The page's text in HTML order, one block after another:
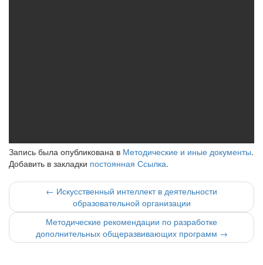
Запись была опубликована в Методические и иные документы.
Добавить в закладки постоянная Ссылка.
Навигация
по
записи
← Искусственный интеллект в деятельности
образовательной организации
Методические рекомендации по разработке
дополнительных общеразвивающих программ →